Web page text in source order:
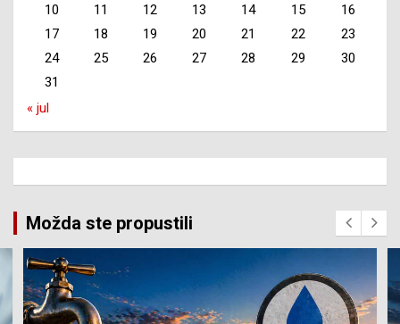
10
11 12 13 14 15
16
17
18 19 20 21 22
23
24
25 26 27 28 29
30
31
« jul
Možda ste propustili